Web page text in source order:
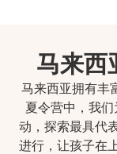
马来西
马来西亚拥有丰
夏令营中，我
动，探索最具代
进行，让孩子在